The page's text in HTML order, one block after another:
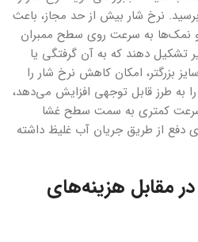
برسید. نرخ شار بیش از حد مجاز، باعث
و نمک‌ها به سرعت روی سطح ممبران
تشکیل دهند که به آن گرفتگی یا
بزرگتر، امکان کاهش نرخ شار را
به طرز قابل توجهی افزایش می‌دهد،
سرعت کمتری به سمت سطح غشا
دفع از طریق جریان آب غلیظ داشته
مقابل هزینه‌های